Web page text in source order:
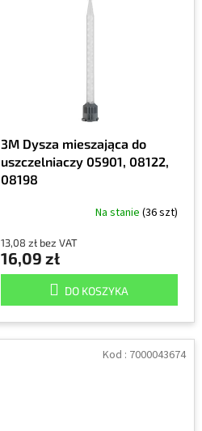
3M Dysza mieszająca do
uszczelniaczy 05901, 08122,
08198
Na stanie (36 szt)
13,08 zł bez VAT
16,09 zł
DO KOSZYKA
Kod : 7000043674